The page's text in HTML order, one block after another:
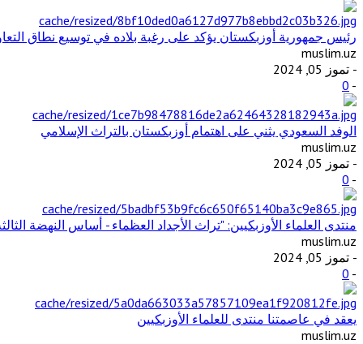
رئيس جمهورية أوزبكستان يؤكد على رغبة بلاده في توسيع نطاق
muslim.uz
- تموز 05, 2024
-
0
الوفد السعودي يثني على اهتمام أوزبكستان بالتراث الإسلامي
muslim.uz
- تموز 05, 2024
-
0
منتدى العلماء الأوزبكيين: "تراث الأجداد العظماء - أساس النهضة
muslim.uz
- تموز 05, 2024
-
0
يعقد في عاصمتنا منتدى للعلماء الأوزبكيين
muslim.uz